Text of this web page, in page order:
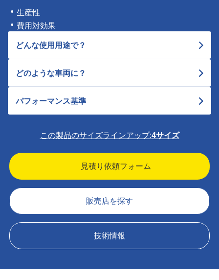
生産性
費用対効果
どんな使用用途で？
どのような車両に？
パフォーマンス基準
この製品のサイズラインアップ:4サイズ
見積り依頼フォーム
販売店を探す
技術情報